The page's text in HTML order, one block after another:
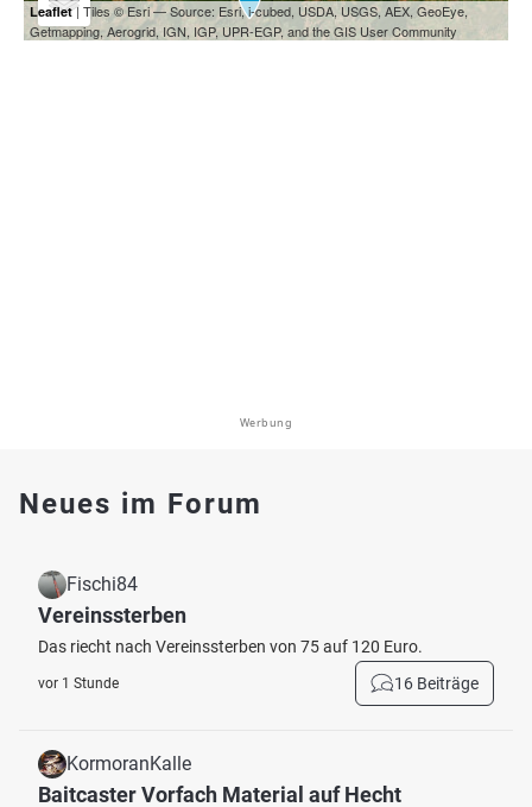
Leaflet| Tiles © Esri — Source: Esri, i-cubed, USDA, USGS, AEX, GeoEye,
Getmapping, Aerogrid, IGN, IGP, UPR-EGP, and the GIS User Community
Werbung
Neues im Forum
Fischi84
Vereinssterben
Das riecht nach Vereinssterben von 75 auf 120 Euro.
vor 1 Stunde 16 Beiträge
KormoranKalle
Baitcaster Vorfach Material auf Hecht